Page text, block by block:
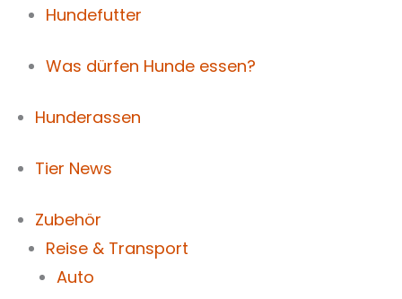
Hundefutter
Was dürfen Hunde essen?
Hunderassen
Tier News
Zubehör
Reise & Transport
Auto